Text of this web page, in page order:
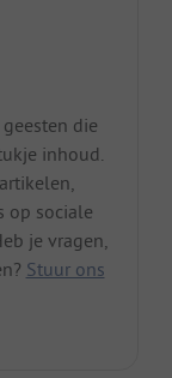
die
inhoud.
op sociale
je vragen,
Stuur ons